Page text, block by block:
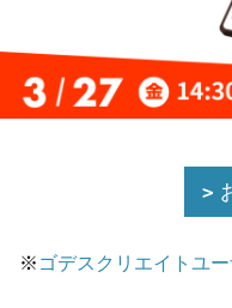
※ ゴデスクリエイトユ